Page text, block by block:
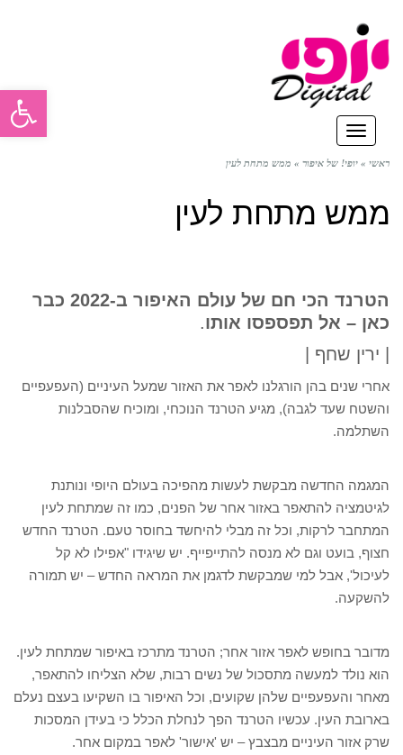
תפריט
ראשי » יופי! של איפור » ממש מתחת לעין
ממש מתחת לעין
הטרנד הכי חם של עולם האיפור ב-2022 כבר
כאן – אל תפספסו אותו.
| ירין שחף |
אחרי שנים בהן הורגלנו לאפר את האזור שמעל העיניים (העפעפיים
והשטח שעד לגבה), מגיע הטרנד הנוכחי, ומוכיח שהסבלנות
השתלמה.
המגמה החדשה מבקשת לעשות מהפיכה בעולם היופי ונותנת
לגיטמציה להתאפר באזור אחר של הפנים, כמו זה שמתחת לעין
המתחבר לרקות, וכל זה מבלי להיחשד בחוסר טעם. הטרנד החדש
חצוף, בועט וגם לא מנסה להתייפייף. יש שיגידו "אפילו לא קל
לעיכול', אבל למי שמבקשת לדגמן את המראה החדש – יש תמורה
להשקעה.
מדובר בחופש לאפר אזור אחר; הטרנד מתרכז באיפור שמתחת לעין.
הוא נולד למעשה מתסכול של נשים רבות, שלא הצליחו להתאפר,
מאחר והעפעפיים שלהן שקועים, וכל האיפור בו השקיעו בעצם נעלם
בארובת העין. עכשיו הטרנד הפך לנחלת הכלל כי בעידן המסכות
שרק אזור העיניים מבצבץ – יש 'אישור' לאפר במקום אחר.
פתח